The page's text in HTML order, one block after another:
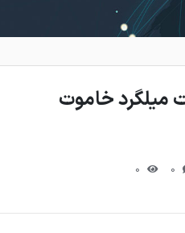
میلگرد خاموت‌